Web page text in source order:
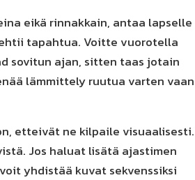
eikä rinnakkain, antaa lapselle
tapahtua. Voitte vuorotella
sovitun ajan, sitten taas jotain
lämmittely ruutua varten vaan
etteivät ne kilpaile visuaalisesti.
Jos haluat lisätä ajastimen
yhdistää kuvat sekvenssiksi